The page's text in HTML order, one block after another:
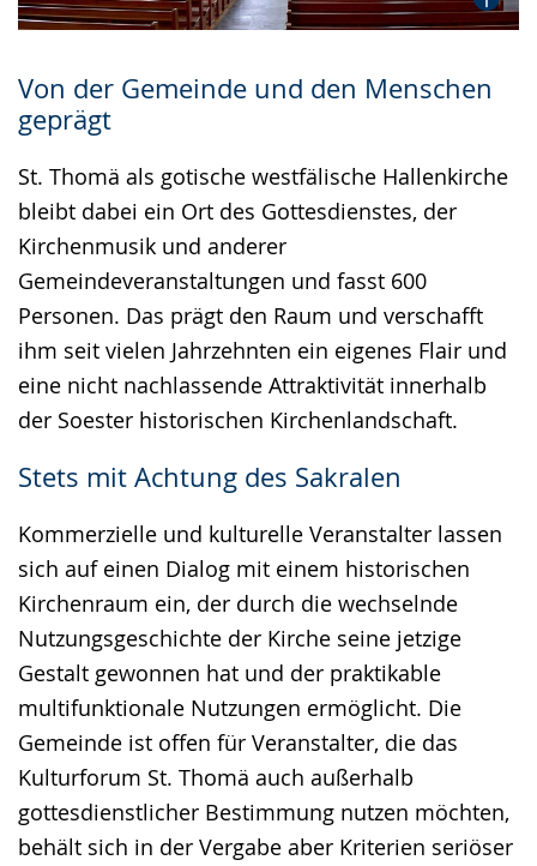
Von der Gemeinde und den Menschen
geprägt
St. Thomä als gotische westfälische Hallenkirche
bleibt dabei ein Ort des Gottesdienstes, der
Kirchenmusik und anderer
Gemeindeveranstaltungen und fasst 600
Personen. Das prägt den Raum und verschafft
ihm seit vielen Jahrzehnten ein eigenes Flair und
eine nicht nachlassende Attraktivität innerhalb
der Soester historischen Kirchenlandschaft.
Stets mit Achtung des Sakralen
Kommerzielle und kulturelle Veranstalter lassen
sich auf einen Dialog mit einem historischen
Kirchenraum ein, der durch die wechselnde
Nutzungsgeschichte der Kirche seine jetzige
Gestalt gewonnen hat und der praktikable
multifunktionale Nutzungen ermöglicht. Die
Gemeinde ist offen für Veranstalter, die das
Kulturforum St. Thomä auch außerhalb
gottesdienstlicher Bestimmung nutzen möchten,
behält sich in der Vergabe aber Kriterien seriöser